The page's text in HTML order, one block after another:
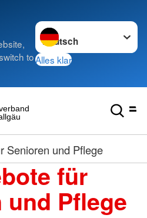
to
Sprache wechseln zu
Alles klar
Senioren und Pflege
für
und Pflege